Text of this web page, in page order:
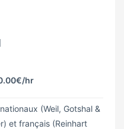
/hr
(Weil, Gotshal &
et français (Reinhart